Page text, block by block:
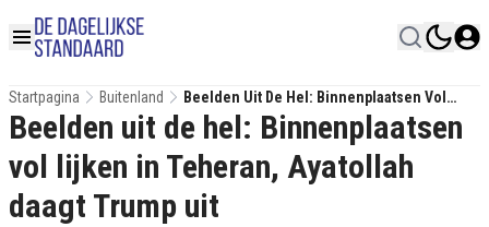
Startpagina Buitenland
Beelden Uit De Hel: Binnenplaatsen Vol
Lijken In Teheran, Ayatollah Daagt Trump Uit
Beelden uit de hel: Binnenplaatsen
vol lijken in Teheran, Ayatollah
daagt Trump uit